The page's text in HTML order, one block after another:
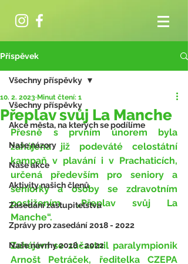
Příspěvek
Všechny příspěvky
Akce města, na kterých se podílíme
Naše názory
Naše akce
Aktivity našich členů
Zasedání zastupitelstva
Zprávy pro zasedání 2018 - 2022
Naše návrhy 2018 - 2022
Všechny příspěvky
Přeplav svůj La Manche
10. 2. 2023 Minut čtení: 1
Přesně s prvním únorem byla
zahájena již podeváté celostátní
kampaň v plavání i v Prachaticích,
určená především pro seniory a
seniorky a osoby se zdravotním
postižením „Přeplav svůj La
Manche“.
Zahájení se zúčastnil paralympionik
Arnošt Petráček, ředitelka CZEPA